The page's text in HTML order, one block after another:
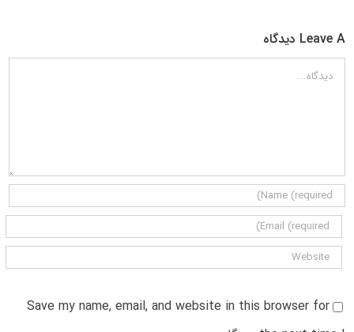
Leave A دیدگاه
دیدگاه
Save my name, email, and website in this browser for